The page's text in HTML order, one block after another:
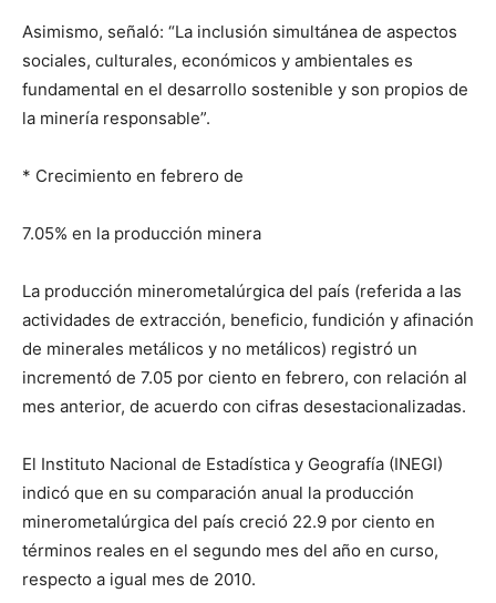
Asimismo, señaló: “La inclusión simultánea de aspectos
sociales, culturales, económicos y ambientales es
fundamental en el desarrollo sostenible y son propios de
la minería responsable”.
* Crecimiento en febrero de
7.05% en la producción minera
La producción minerometalúrgica del país (referida a las
actividades de extracción, beneficio, fundición y afinación
de minerales metálicos y no metálicos) registró un
incrementó de 7.05 por ciento en febrero, con relación al
mes anterior, de acuerdo con cifras desestacionalizadas.
El Instituto Nacional de Estadística y Geografía (INEGI)
indicó que en su comparación anual la producción
minerometalúrgica del país creció 22.9 por ciento en
términos reales en el segundo mes del año en curso,
respecto a igual mes de 2010.